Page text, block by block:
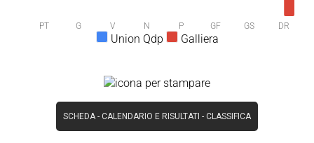
PT G V N P GF GS DR
Union Qdp Galliera
SCHEDA- CALENDARIO E RISULTATI - CLASSIFICA